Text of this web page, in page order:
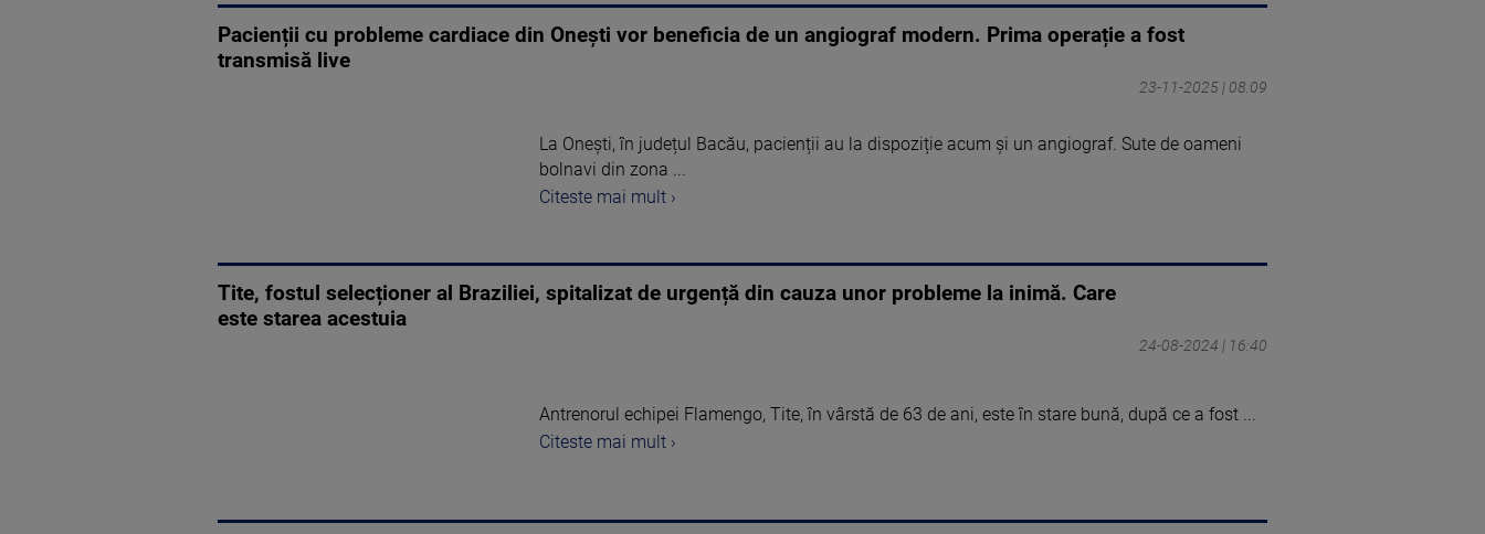
Pacienții cu probleme cardiace din Onești vor beneficia de un angiograf modern. Prima operație a fost
transmisă live
23-11-2025 | 08:09
La Oneşti, în județul Bacău, pacienții au la dispoziție acum și un angiograf. Sute de oameni
bolnavi din zona ...
Citeste mai mult ›
Tite, fostul selecționer al Braziliei, spitalizat de urgență din cauza unor probleme la inimă. Care
este starea acestuia
24-08-2024 | 16:40
Antrenorul echipei Flamengo, Tite, în vârstă de 63 de ani, este în stare bună, după ce a fost ...
Citeste mai mult ›